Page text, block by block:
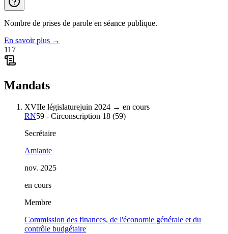
Nombre de prises de parole en séance publique.
En savoir plus →
117
Mandats
XVIIe législaturejuin 2024 → en cours
RN59 - Circonscription 18 (59)
Secrétaire
Amiante
nov. 2025
en cours
Membre
Commission des finances, de l'économie générale et du
contrôle budgétaire